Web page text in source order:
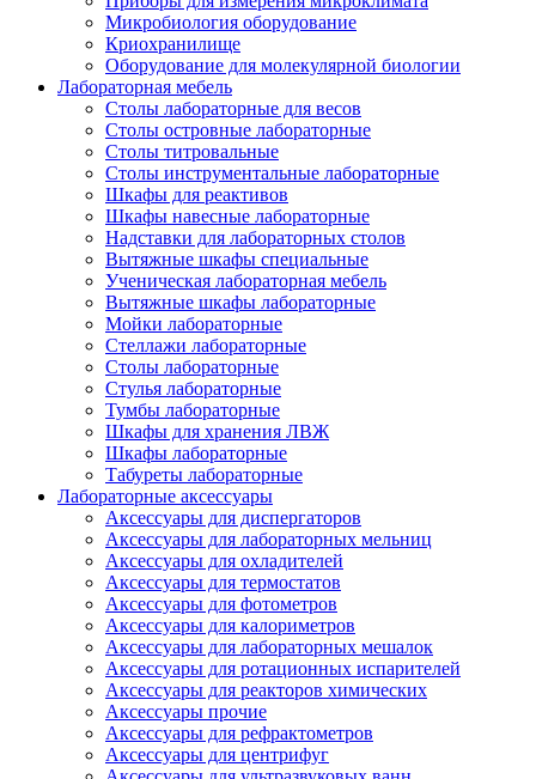
Микробиология оборудование
Криохранилище
Оборудование для молекулярной биологии
Лабораторная мебель
Столы лабораторные для весов
Столы островные лабораторные
Столы титровальные
Столы инструментальные лабораторные
Шкафы для реактивов
Шкафы навесные лабораторные
Надставки для лабораторных столов
Вытяжные шкафы специальные
Ученическая лабораторная мебель
Вытяжные шкафы лабораторные
Мойки лабораторные
Стеллажи лабораторные
Столы лабораторные
Стулья лабораторные
Тумбы лабораторные
Шкафы для хранения ЛВЖ
Шкафы лабораторные
Табуреты лабораторные
Лабораторные аксессуары
Аксессуары для диспергаторов
Аксессуары для лабораторных мельниц
Аксессуары для охладителей
Аксессуары для термостатов
Аксессуары для фотометров
Аксессуары для калориметров
Аксессуары для лабораторных мешалок
Аксессуары для ротационных испарителей
Аксессуары для реакторов химических
Аксессуары прочие
Аксессуары для рефрактометров
Аксессуары для центрифуг